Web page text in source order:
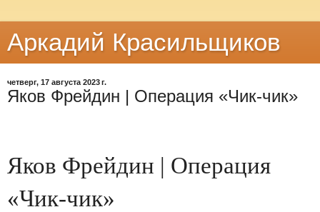
Аркадий Красильщиков
четверг, 17 августа 2023 г.
Яков Фрейдин | Операция «Чик-чик»
Яков Фрейдин | Операция
«Чик-чик»